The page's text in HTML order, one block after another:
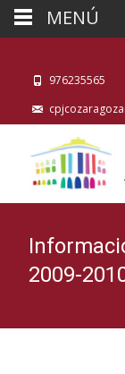
976235565
2009-
MENÚ